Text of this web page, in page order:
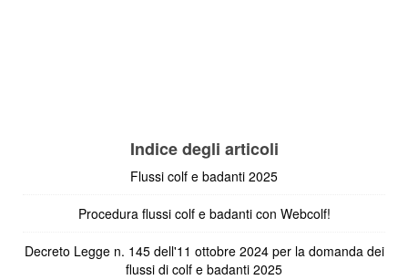
Indice degli articoli
Flussi colf e badanti 2025
Procedura flussi colf e badanti con Webcolf!
Decreto Legge n. 145 dell'11 ottobre 2024 per la domanda dei
flussi di colf e badanti 2025